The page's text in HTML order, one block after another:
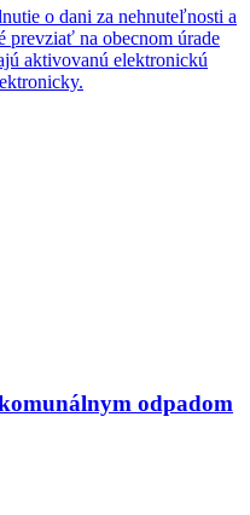
o dani za nehnuteľnosti a
prevziať na obecnom úrade
aktivovanú elektronickú
odpadom